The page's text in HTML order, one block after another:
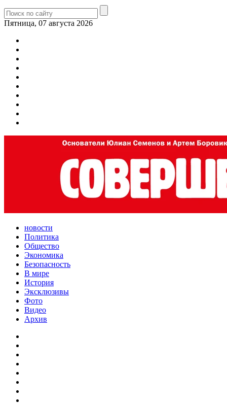
Пятница, 07 августа 2026
новости
Политика
Общество
Экономика
Безопасность
В мире
История
Эксклюзивы
Фото
Видео
Архив